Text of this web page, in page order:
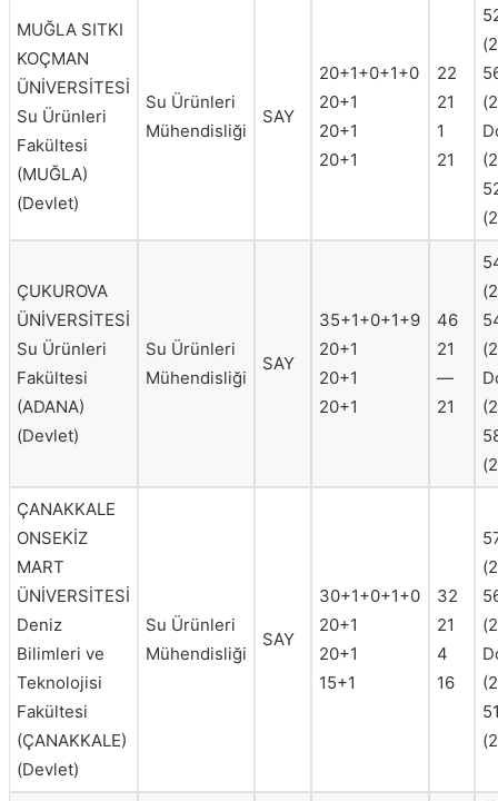
MUĞLA SITKI
KOÇMAN
ÜNİVERSİTESİ
Su Ürünleri
Fakültesi
(MUĞLA)
(Devlet)
Su Ürünleri
Mühendisliği
SAY
20+1+0+1+0
20+1
20+1
20+1
22
21
1
21
ÇUKUROVA
ÜNİVERSİTESİ
Su Ürünleri
Fakültesi
(ADANA)
(Devlet)
Su Ürünleri
Mühendisliği
SAY
35+1+0+1+9
20+1
20+1
20+1
46
21
—
21
ÇANAKKALE
ONSEKİZ
MART
ÜNİVERSİTESİ
Deniz
Bilimleri ve
Teknolojisi
Fakültesi
(ÇANAKKALE)
(Devlet)
Su Ürünleri
Mühendisliği
SAY
30+1+0+1+0
20+1
20+1
15+1
32
21
4
16